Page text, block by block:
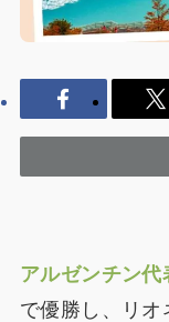
アルゼンチン代
で優勝し、リオ